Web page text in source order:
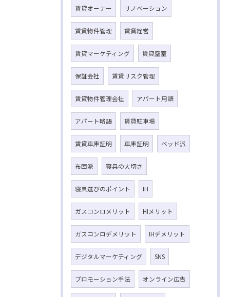
賃貸オーナー リノベーション
賃貸物件管理 賃貸経営
賃貸マーケティング 賃貸空室
保証会社 賃貸リスク管理
賃貸物件管理会社 アパート用語
アパート略語 賃貸駐車場
賃貸車庫証明 車庫証明 ベッド派
布団派 寝具の大切さ
寝具選びのポイント IH
ガスコンロメリット HIメリット
ガスコンロデメリット IHデメリット
デジタルマーケティング SNS
プロモーション手法 オンライン広告